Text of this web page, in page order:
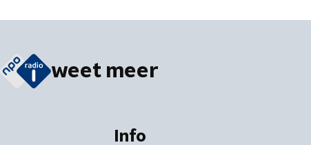
weet meer
Info